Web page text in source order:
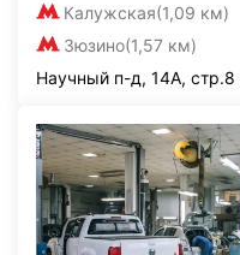
Калужская(1,09 км)
Зюзино(1,57 км)
Научный п-д, 14А, стр.8